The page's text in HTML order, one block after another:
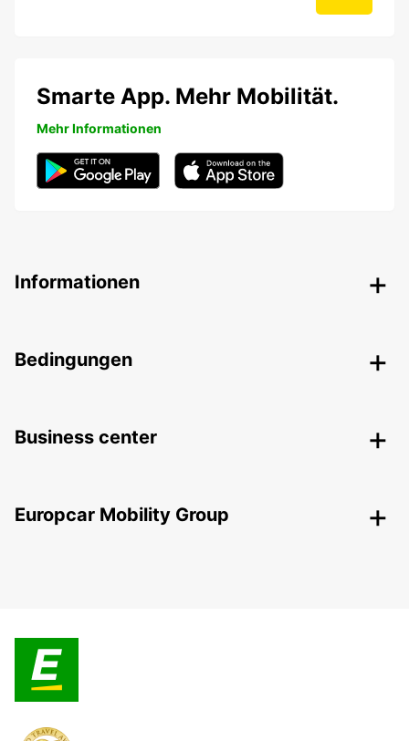
Smarte App. Mehr Mobilität.
Mehr Informationen
Informationen
Bedingungen
Business center
Europcar Mobility Group